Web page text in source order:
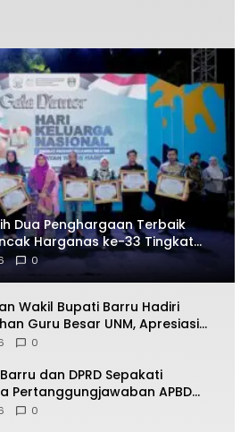
Dua Penghargaan Terbaik
Harganas ke-33 Tingkat
Selatan
0
Wakil Bupati Barru Hadiri
Guru Besar UNM, Apresiasi
Kamaruddin Hasan
0
dan DPRD Sepakati
Pertanggungjawaban APBD
Komitmen Tata Kelola dan
0